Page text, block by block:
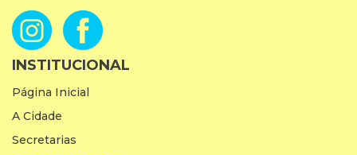
INSTITUCIONAL
Página Inicial
A Cidade
Secretarias